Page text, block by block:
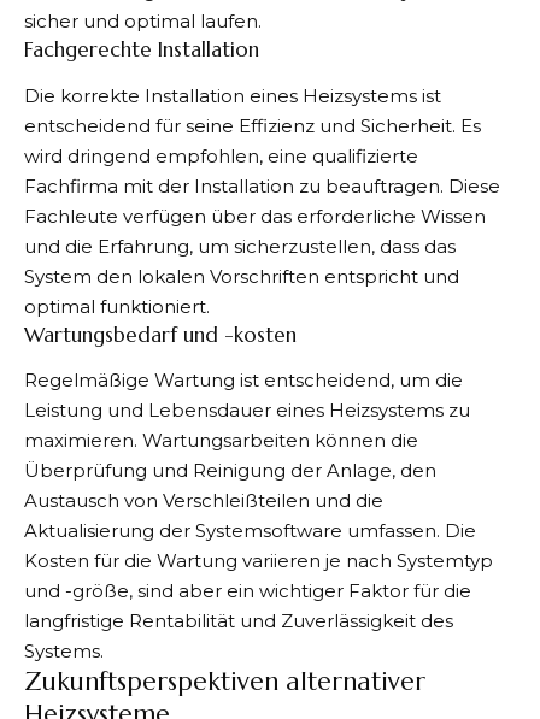
sicher und optimal laufen.
Fachgerechte Installation
Die korrekte Installation eines Heizsystems ist
entscheidend für seine Effizienz und Sicherheit. Es
wird dringend empfohlen, eine qualifizierte
Fachfirma mit der Installation zu beauftragen. Diese
Fachleute verfügen über das erforderliche Wissen
und die Erfahrung, um sicherzustellen, dass das
System den lokalen Vorschriften entspricht und
optimal funktioniert.
Wartungsbedarf und -kosten
Regelmäßige Wartung ist entscheidend, um die
Leistung und Lebensdauer eines Heizsystems zu
maximieren. Wartungsarbeiten können die
Überprüfung und Reinigung der Anlage, den
Austausch von Verschleißteilen und die
Aktualisierung der Systemsoftware umfassen. Die
Kosten für die Wartung variieren je nach Systemtyp
und -größe, sind aber ein wichtiger Faktor für die
langfristige Rentabilität und Zuverlässigkeit des
Systems.
Zukunftsperspektiven alternativer